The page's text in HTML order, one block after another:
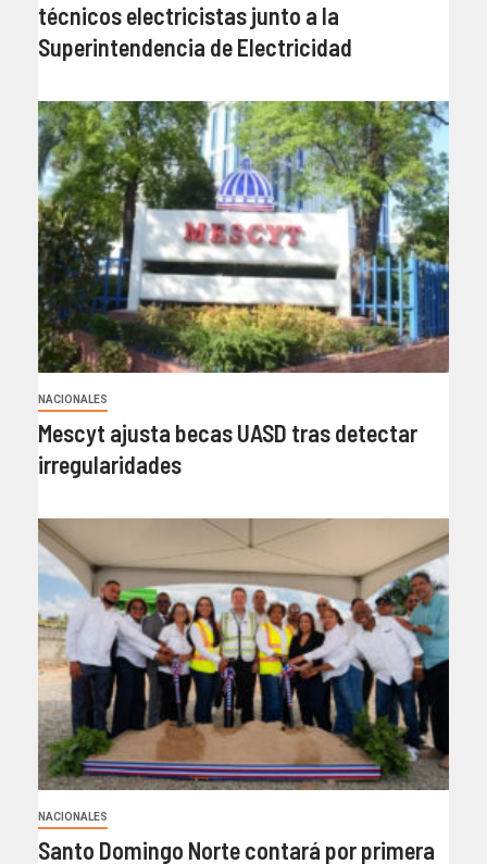
técnicos electricistas junto a la
Superintendencia de Electricidad
NACIONALES
Mescyt ajusta becas UASD tras detectar
irregularidades
NACIONALES
Santo Domingo Norte contará por primera